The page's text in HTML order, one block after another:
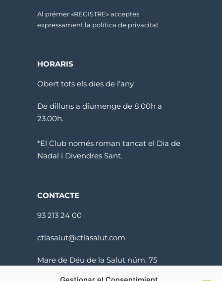
Al prémer «REGISTRE» acceptes
expressament la política de privacitat
HORARIS
Obert tots els dies de l’any
De dilluns a diumenge de 8.00h a
23.00h.
*El Club només roman tancat el Dia de
Nadal i Divendres Sant.
CONTACTE
93 213 24 00
ctlasalut@ctlasalut.com
Mare de Déu de la Salut núm. 75